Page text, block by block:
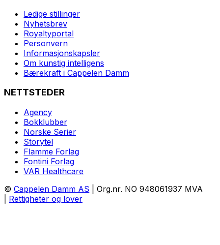
Ledige stillinger
Nyhetsbrev
Royaltyportal
Personvern
Informasjonskapsler
Om kunstig intelligens
Bærekraft i Cappelen Damm
NETTSTEDER
Agency
Bokklubber
Norske Serier
Storytel
Flamme Forlag
Fontini Forlag
VAR Healthcare
© Cappelen Damm AS | Org.nr. NO 948061937 MVA
Rettigheter og lover